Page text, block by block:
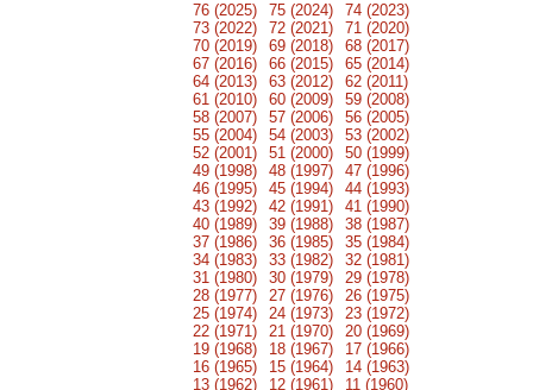
76 (2025) 75 (2024)
74 (2023)
73 (2022)
72 (2021)
71 (2020)
70 (2019)
69 (2018)
68 (2017)
67 (2016)
66 (2015)
65 (2014)
64 (2013)
63 (2012)
62 (2011)
61 (2010)
60 (2009)
59 (2008)
58 (2007)
57 (2006)
56 (2005)
55 (2004)
54 (2003)
53 (2002)
52 (2001)
51 (2000)
50 (1999)
49 (1998)
48 (1997)
47 (1996)
46 (1995)
45 (1994)
44 (1993)
43 (1992)
42 (1991)
41 (1990)
40 (1989)
39 (1988)
38 (1987)
37 (1986)
36 (1985)
35 (1984)
34 (1983)
33 (1982)
32 (1981)
31 (1980)
30 (1979)
29 (1978)
28 (1977)
27 (1976)
26 (1975)
25 (1974)
24 (1973)
23 (1972)
22 (1971)
21 (1970)
20 (1969)
19 (1968)
18 (1967)
17 (1966)
16 (1965)
15 (1964)
14 (1963)
13 (1962)
12 (1961)
11 (1960)